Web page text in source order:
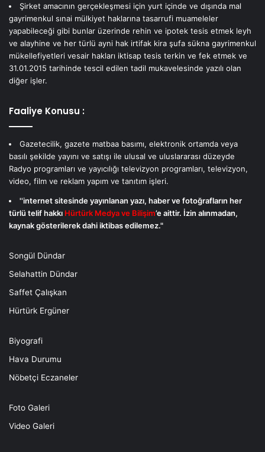
Şirket amacının gerçekleşmesi için yurt içinde ve dışında mal
gayrimenkul sınai mülkiyet haklarına tasarrufi muameleler
yapabileceği gibi bunlar üzerinde rehin ve ipotek tesis etmek leyh
ve alayhine ve her türlü ayni hak irtifak kira şufa sükna gayrimenkul
mükellefiyetleri vesair hakları iktisap tesis terkin ve fek etmek ve
31.01.2015 tarihinde tescil edilen tadil mukavelesinde yazılı olan
diğer işler.
Faaliye Konusu :
Gazetecilik, gazete matbaa basımı, elektronik ortamda veya
basılı şekilde yayını ve satışı ile ulusal ve uluslararası düzeyde
Radyo programları ve yayıcılığı televizyon programları, televizyon,
video, film ve reklam yapım ve tanıtım işleri.
''internet sitesinde yayınlanan yazı, haber ve fotoğrafların her
türlü telif hakkı Hürtürk Medya ve Bilişim’e aittir. İzin alınmadan,
kaynak gösterilerek dahi iktibas edilemez."
Songül Dündar
Selahattin Dündar
Saffet Çalışkan
Hürtürk Ergüner
Biyografi
Hava Durumu
Nöbetçi Eczaneler
Foto Galeri
Video Galeri